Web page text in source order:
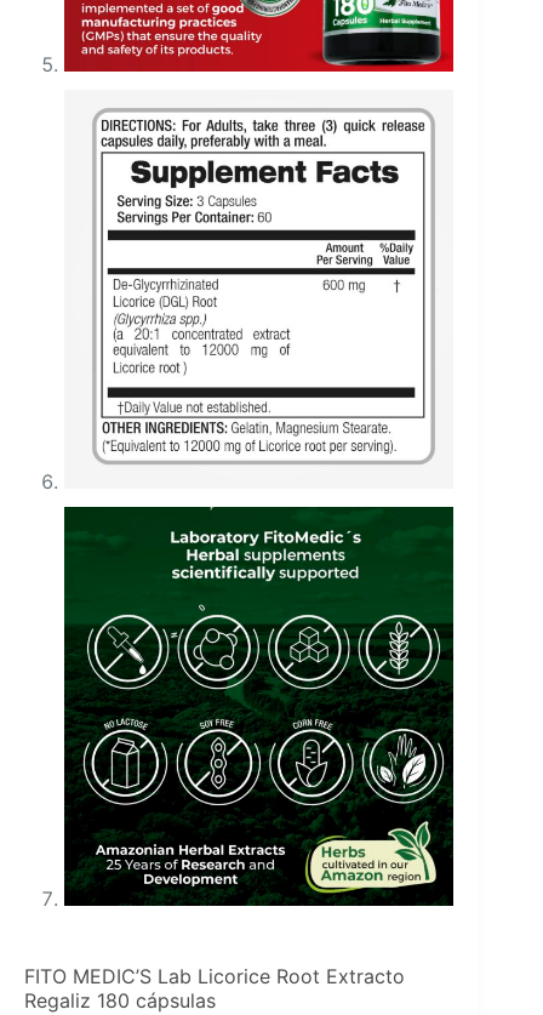
FITO MEDIC’S Lab Licorice Root Extracto
Regaliz 180 cápsulas